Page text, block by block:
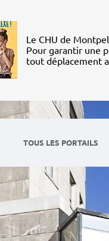
Le CHU de
Pour garantir une
tout déplacement
TOUS LES PORTAILS